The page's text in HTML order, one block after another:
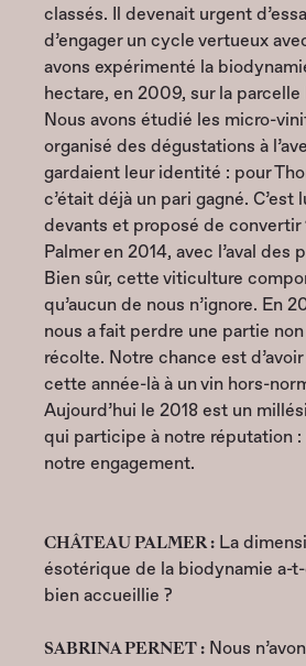
classés. Il devenait urgent
d’engager un cycle vertueux
avons expérimenté la
hectare, en 2009, sur la parcelle
Nous avons étudié les micro-
organisé des dégustations à
gardaient leur identité : pour
c’était déjà un pari gagné. C’est
devants et proposé de convertir
Palmer en 2014, avec l’aval des
Bien sûr, cette viticulture
qu’aucun de nous n’ignore. En
nous a fait perdre une partie
récolte. Notre chance est
cette année-là à un vin hors-
Aujourd’hui le 2018 est un
qui participe à notre réputation :
notre engagement.
CHÂTEAU PALMER : La
ésotérique de la biodynamie a-
bien accueillie ?
SABRINA PERNET : Nous